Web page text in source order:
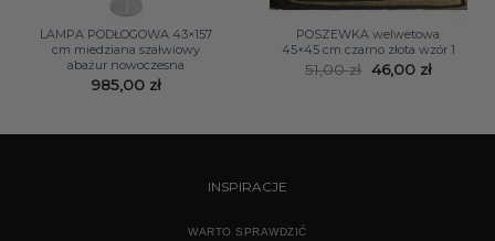
LAMPA PODŁOGOWA 43×157
cm miedziana szałwiowy
abażur nowoczesna
985,00 zł
POSZEWKA welwetowa
45×45 cm czarno złota wzór 1
51,00zł Pierwotna
cena
46,00 zł
INSPIRACJE
WARTO SPRAWDZIĆ